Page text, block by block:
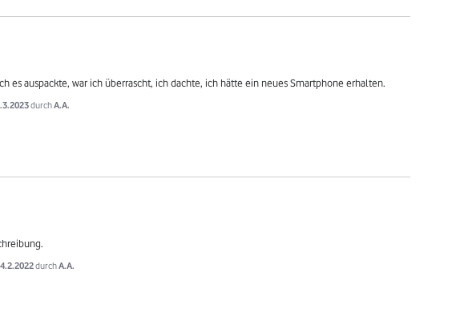
es auspackte, war ich überrascht, ich dachte, ich hätte ein neues Smartphone erhalten.
durchA.A.
durchA.A.